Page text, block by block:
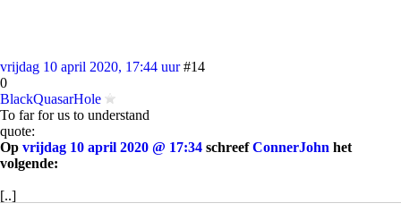
vrijdag 10 april 2020, 17:44 uur #14
0
BlackQuasarHole
To far for us to understand
quote:
Op vrijdag 10 april 2020 @ 17:34 schreefConnerJohn het
volgende:
[..]